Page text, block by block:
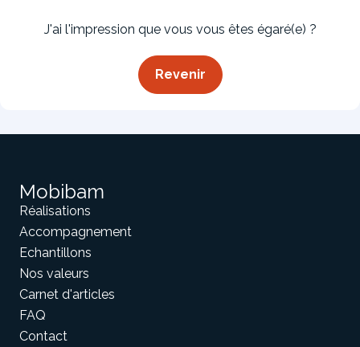
Inspirez-vous du catalogue
Personnalisez nos modèles pour créer le meuble qui vous
Coulissantes
J'ai l'impression que vous vous êtes égaré(e) ?
Revenir
Mobibam
Réalisations
Accompagnement
Echantillons
Nos valeurs
Carnet d'articles
FAQ
Contact